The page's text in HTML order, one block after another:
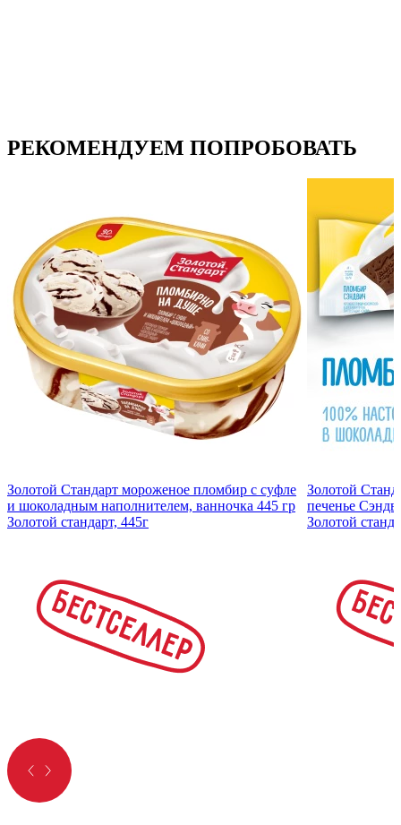
РЕКОМЕНДУЕМ ПОПРОБОВАТЬ
Золотой Стандарт мороженое пломбир с суфле
и шоколадным наполнителем, ванночка 445 гр
Золотой стандарт, 445г
Золотой
печенье
Золотой